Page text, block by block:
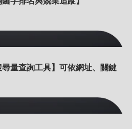
量查詢工具】可依網址、關鍵